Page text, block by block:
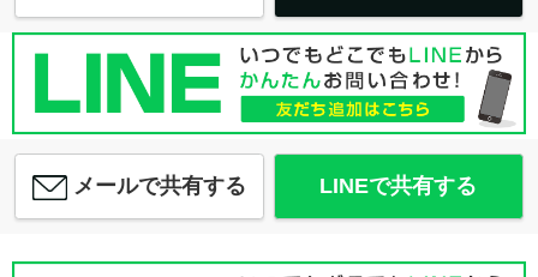
メールで共有する LINEで共有する